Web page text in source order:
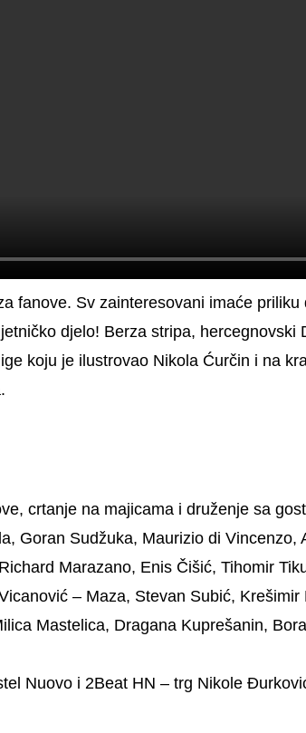
fanove. Sv zainteresovani imaće priliku
djelo! Berza stripa, hercegnovski
koju je ilustrovao Nikola Ćurčin i na
crtanje na majicama i druženje sa
Goran Sudžuka, Maurizio di Vincenzo,
Marazano, Enis Čišić, Tihomir
– Maza, Stevan Subić, Krešimir
Mastelica, Dragana Kuprešanin,
Nuovo i 2Beat HN – trg Nikole